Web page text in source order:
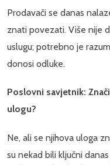
Prodavači se danas
znati povezati. Više nije
uslugu; potrebno je
donosi odluke.
Poslovni savjetnik:
ulogu?
Ne, ali se njihova uloga
su nekad bili ključni